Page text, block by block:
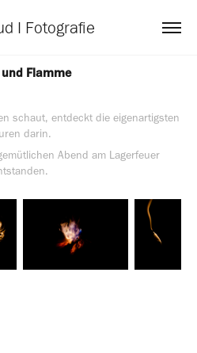
I Fotografie
und Flamme
schaut, entdeckt die eigenartigsten
darin.
Abend am Lagerfeuer